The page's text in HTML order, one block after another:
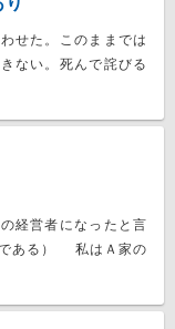
せた。このままでは
ない。死んで詫びる
経営者になったと言
である） 私はＡ家の